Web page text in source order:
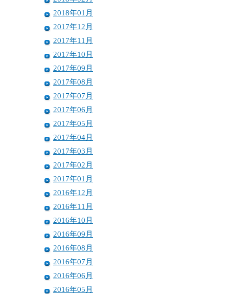
2018年01月
2017年12月
2017年11月
2017年10月
2017年09月
2017年08月
2017年07月
2017年06月
2017年05月
2017年04月
2017年03月
2017年02月
2017年01月
2016年12月
2016年11月
2016年10月
2016年09月
2016年08月
2016年07月
2016年06月
2016年05月